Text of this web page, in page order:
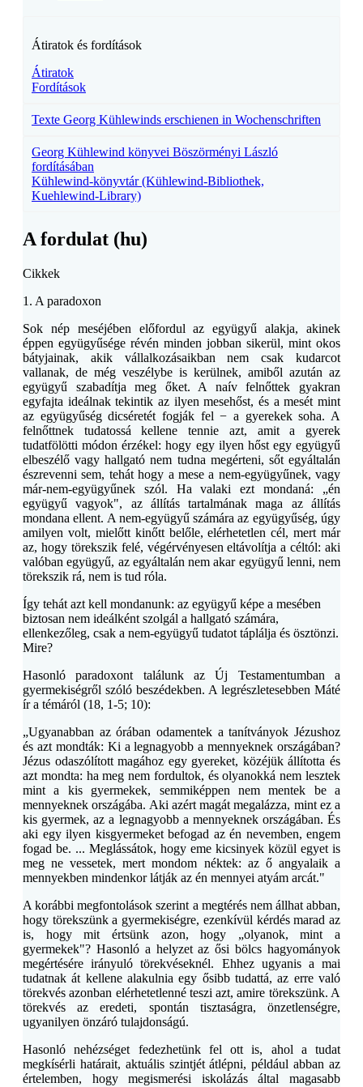
Átiratok és fordítások
Átiratok
Fordítások
Texte Georg Kühlewinds erschienen in Wochenschriften
Georg Kühlewind könyvei Böszörményi László
fordításában
Kühlewind-könyvtár (Kühlewind-Bibliothek,
Kuehlewind-Library)
A fordulat (hu)
Cikkek
1. A paradoxon
Sok nép meséjében előfordul az együgyű alakja, akinek
éppen együgyűsége révén minden jobban sikerül, mint okos
bátyjainak, akik vállalkozásaikban nem csak kudarcot
vallanak, de még veszélybe is kerülnek, amiből azután az
együgyű szabadítja meg őket. A naív felnőttek gyakran
egyfajta ideálnak tekintik az ilyen mesehőst, és a mesét mint
az együgyűség dicséretét fogják fel − a gyerekek soha. A
felnőttnek tudatossá kellene tennie azt, amit a gyerek
tudatfölötti módon érzékel: hogy egy ilyen hőst egy együgyű
elbeszélő vagy hallgató nem tudna megérteni, sőt egyáltalán
észrevenni sem, tehát hogy a mese a nem-együgyűnek, vagy
már-nem-együgyűnek szól. Ha valaki ezt mondaná: „én
együgyű vagyok", az állítás tartalmának maga az állítás
mondana ellent. A nem-együgyű számára az együgyűség, úgy
amilyen volt, mielőtt kinőtt belőle, elérhetetlen cél, mert már
az, hogy törekszik felé, végérvényesen eltávolítja a céltól: aki
valóban együgyű, az egyáltalán nem akar együgyű lenni, nem
törekszik rá, nem is tud róla.
Így tehát azt kell mondanunk: az együgyű képe a mesében
biztosan nem ideálként szolgál a hallgató számára,
ellenkezőleg, csak a nem-együgyű tudatot táplálja és ösztönzi.
Mire?
Hasonló paradoxont találunk az Új Testamentumban a
gyermekiségről szóló beszédekben. A legrészletesebben Máté
ír a témáról (18, 1-5; 10):
„Ugyanabban az órában odamentek a tanítványok Jézushoz
és azt mondták: Ki a legnagyobb a mennyeknek országában?
Jézus odaszólított magához egy gyereket, közéjük állította és
azt mondta: ha meg nem fordultok, és olyanokká nem lesztek
mint a kis gyermekek, semmiképpen nem mentek be a
mennyeknek országába. Aki azért magát megalázza, mint ez a
kis gyermek, az a legnagyobb a mennyeknek országában. És
aki egy ilyen kisgyermeket befogad az én nevemben, engem
fogad be. ... Meglássátok, hogy eme kicsinyek közül egyet is
meg ne vessetek, mert mondom néktek: az ő angyalaik a
mennyekben mindenkor látják az én mennyei atyám arcát."
A korábbi megfontolások szerint a megtérés nem állhat abban,
hogy törekszünk a gyermekiségre, ezenkívül kérdés marad az
is, hogy mit értsünk azon, hogy „olyanok, mint a
gyermekek"? Hasonló a helyzet az ősi bölcs hagyományok
megértésére irányuló törekvéseknél. Ehhez ugyanis a mai
tudatnak át kellene alakulnia egy ősibb tudattá, az erre való
törekvés azonban elérhetetlenné teszi azt, amire törekszünk. A
törekvés az eredeti, spontán tisztaságra, önzetlenségre,
ugyanilyen önzáró tulajdonságú.
Hasonló nehézséget fedezhetünk fel ott is, ahol a tudat
megkísérli határait, aktuális szintjét átlépni, például abban az
értelemben, hogy megismerési iskolázás által magasabb